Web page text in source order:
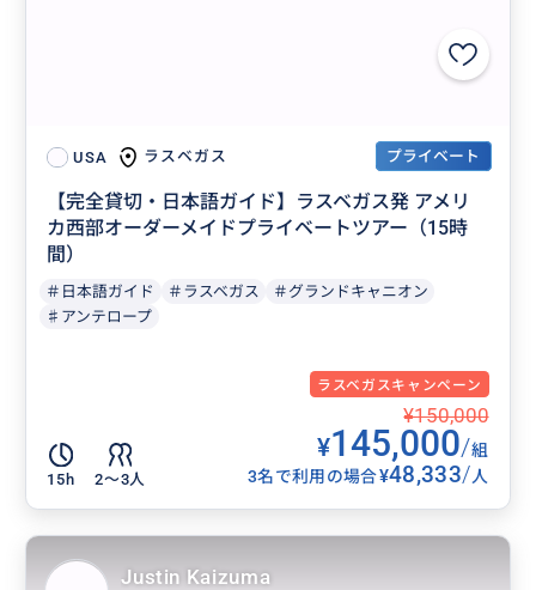
USA ラスベガス プライベート
【完全貸切・日本語ガイド】ラスベガス発 アメリ
カ西部オーダーメイドプライベートツアー（15時
間）
＃日本語ガイド ＃ラスベガス
＃グランドキャニオン
♯アンテロープ
ラスベガスキャンペーン
15h 2〜3人
¥150,000
¥145,000/組
3名で利用の場合¥48,333/人
Justin Kaizuma